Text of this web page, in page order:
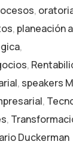
,
, planeación
,
,
, speakers
,
,
Duckerman